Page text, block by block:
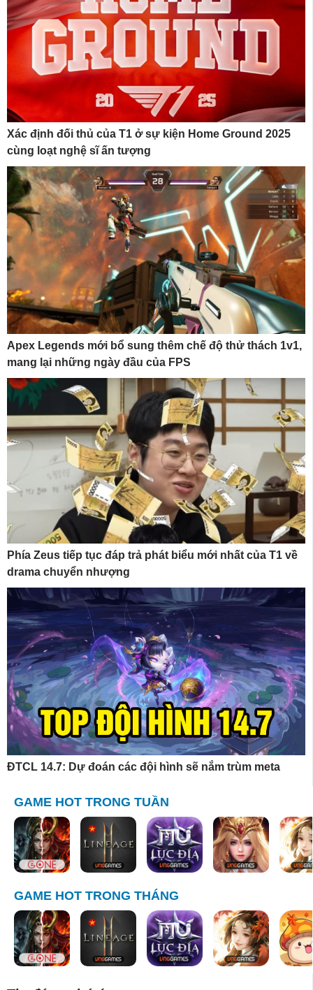
Xác định đối thủ của T1 ở sự kiện Home Ground 2025
cùng loạt nghệ sĩ ấn tượng
Apex Legends mới bổ sung thêm chế độ thử thách 1v1,
mang lại những ngày đầu của FPS
Phía Zeus tiếp tục đáp trả phát biểu mới nhất của T1 về
drama chuyển nhượng
ĐTCL 14.7: Dự đoán các đội hình sẽ nắm trùm meta
GAME HOT TRONG TUẦN
GAME HOT TRONG THÁNG